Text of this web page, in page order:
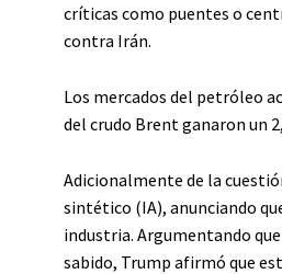
críticas como puentes o
contra Irán.
Los mercados del petróleo
del crudo Brent ganaron un
Adicionalmente de la
sintético (IA), anunciando
industria. Argumentando
sabido, Trump afirmó que